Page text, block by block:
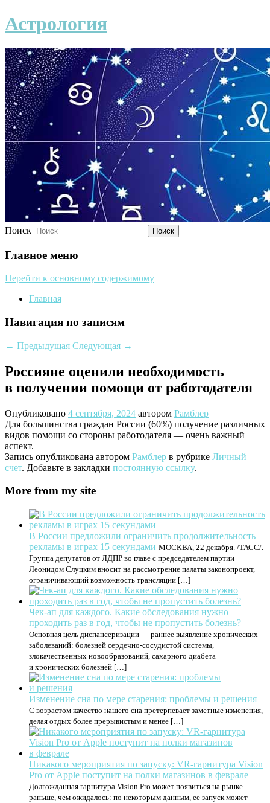
Астрология
Поиск
Главное меню
Перейти к основному содержимому
Главная
Навигация по записям
← Предыдущая Следующая →
Россияне оценили необходимость
в получении помощи от работодателя
Опубликовано 4 сентября, 2024 автором Рамблер
Для большинства граждан России (60%) получение различных
видов помощи со стороны работодателя — очень важный
аспект.
Запись опубликована автором Рамблер в рубрике Личный
счет. Добавьте в закладки постоянную ссылку.
More from my site
В России предложили ограничить продолжительность
рекламы в играх 15 секундами МОСКВА, 22 декабря. /ТАСС/.
Группа депутатов от ЛДПР во главе с председателем партии
Леонидом Слуцким вносит на рассмотрение палаты законопроект,
ограничивающий возможность трансляции […]
Чек-ап для каждого. Какие обследования нужно
проходить раз в год, чтобы не пропустить болезнь?
Основная цель диспансеризации — раннее выявление хронических
заболеваний: болезней сердечно-сосудистой системы,
злокачественных новообразований, сахарного диабета
и хронических болезней […]
Изменение сна по мере старения: проблемы и решения
С возрастом качество нашего сна претерпевает заметные изменения,
делая отдых более прерывистым и менее […]
Никакого мероприятия по запуску: VR-гарнитура Vision
Pro от Apple поступит на полки магазинов в феврале
Долгожданная гарнитура Vision Pro может появиться на рынке
раньше, чем ожидалось: по некоторым данным, ее запуск может